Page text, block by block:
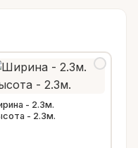
- 2.3м.
- 2.3м.